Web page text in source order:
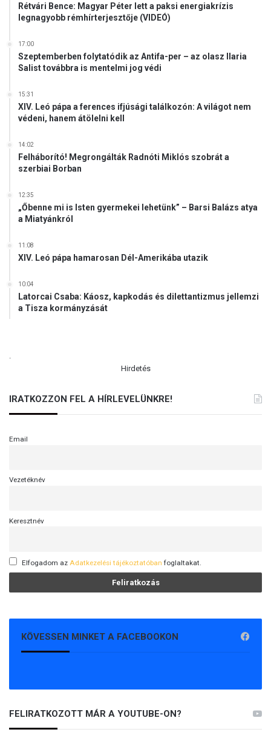
Rétvári Bence: Magyar Péter lett a paksi energiakrízis
legnagyobb rémhírterjesztője (VIDEÓ)
17:00
Szeptemberben folytatódik az Antifa-per – az olasz Ilaria
Salist továbbra is mentelmi jog védi
15:31
XIV. Leó pápa a ferences ifjúsági találkozón: A világot nem
védeni, hanem átölelni kell
14:02
Felháborító! Megrongálták Radnóti Miklós szobrát a
szerbiai Borban
12:35
„Őbenne mi is Isten gyermekei lehetünk” – Barsi Balázs atya
a Miatyánkról
11:08
XIV. Leó pápa hamarosan Dél-Amerikába utazik
10:04
Latorcai Csaba: Káosz, kapkodás és dilettantizmus jellemzi
a Tisza kormányzását
Hirdetés
IRATKOZZON FEL A HÍRLEVELÜNKRE!
Email
Vezetéknév
Keresztnév
Elfogadom az Adatkezelési tájékoztatóban foglaltakat.
KÖVESSEN MINKET A FACEBOOKON
FELIRATKOZOTT MÁR A YOUTUBE-ON?